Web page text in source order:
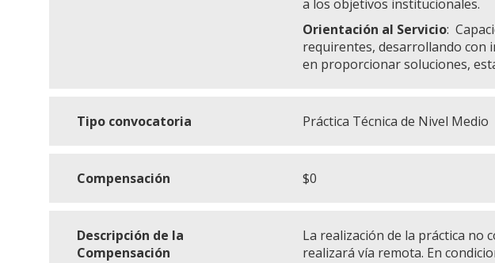
a los objetivos institucionales.
Orientación al Servicio:
requirentes, desarrollando con
en proporcionar soluciones,
Tipo convocatoria Práctica Técnica de Nivel Medio
Compensación $0
Descripción de la
Compensación
La realización de la práctica no
realizará vía remota. En